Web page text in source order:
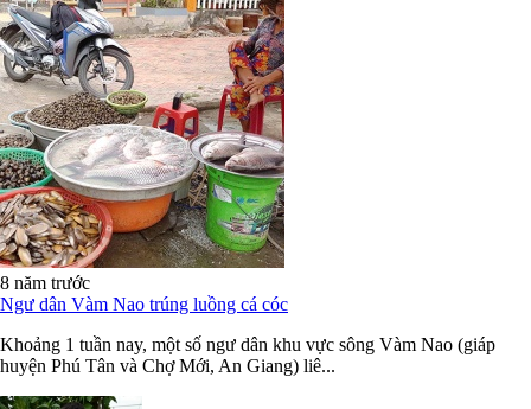
8 năm trước
Ngư dân Vàm Nao trúng luồng cá cóc
Khoảng 1 tuần nay, một số ngư dân khu vực sông Vàm Nao (giáp
huyện Phú Tân và Chợ Mới, An Giang) liê...